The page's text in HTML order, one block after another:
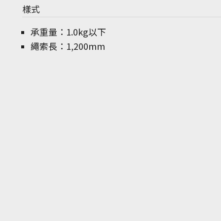
樣式
承重量：1.0kg以下
繩索長：1,200mm